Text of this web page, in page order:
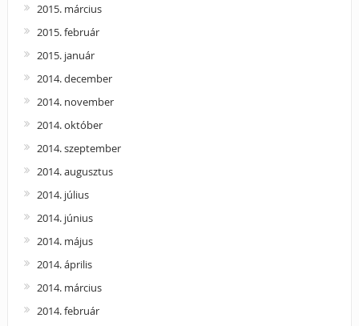
2015. március
2015. február
2015. január
2014. december
2014. november
2014. október
2014. szeptember
2014. augusztus
2014. július
2014. június
2014. május
2014. április
2014. március
2014. február